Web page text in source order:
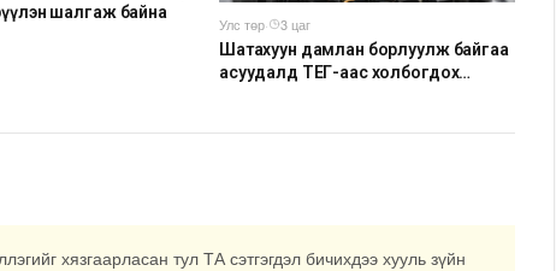
шалгаж байна
Улс төр·
3 цаг
Шатахуун дамлан борлуулж байгаа
асуудалд ТЕГ-аас холбогдох
хязгаарласан тул ТА сэтгэгдэл бичихдээ хууль зүйн